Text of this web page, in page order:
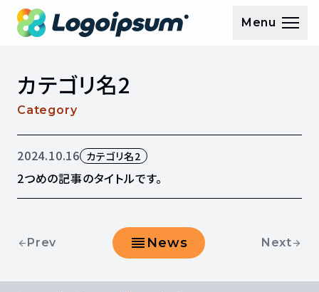
メニュー
Menu
カテゴリ名2
Category
記事の公開日
2024.10.16記事のカテゴリ
カテゴリ名2
2つめの記事のタイトルです。
arrow_back
前の記事へ
Prev reorder
お知らせ一覧に戻る
News 次の記事へ
Nextarrow_forward